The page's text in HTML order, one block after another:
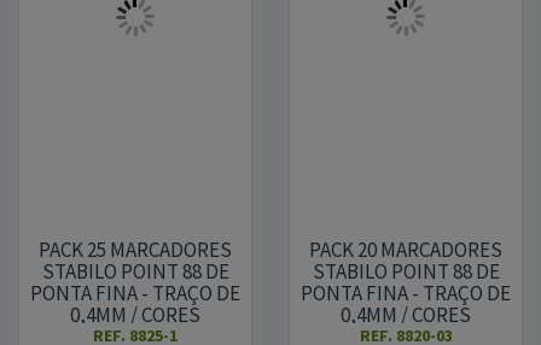
PACK 25 MARCADORES
STABILO POINT 88 DE
PONTA FINA - TRAÇO DE
0,4MM / CORES
SORTIDAS
REF. 8825-1
PACK 20 MARCADORES
STABILO POINT 88 DE
PONTA FINA - TRAÇO DE
0,4MM / CORES
SORTIDAS
REF. 8820-03